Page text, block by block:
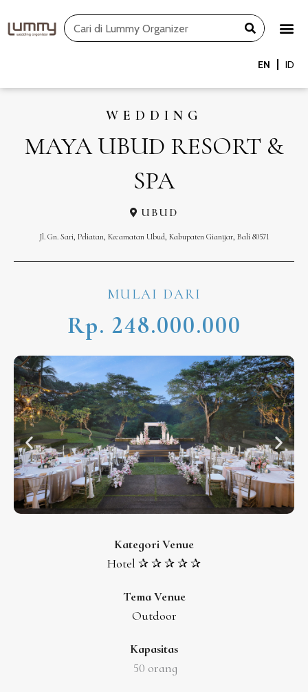
to
Search
EN ID
WEDDING
MAYA UBUD RESORT &
SPA
UBUD
Jl. Gn. Sari, Peliatan, Kecamatan Ubud, Kabupaten Gianyar, Bali 80571
MULAI DARI
Rp. 248.000.000
Kategori Venue
Hotel ✰ ✰ ✰ ✰ ✰
Tema Venue
Outdoor
Kapasitas
50 orang